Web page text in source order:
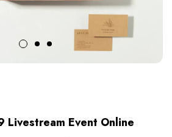
Livestream Event Online